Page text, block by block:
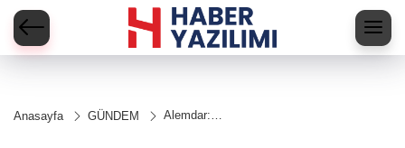
Anasayfa GÜNDEM
Alemdar: